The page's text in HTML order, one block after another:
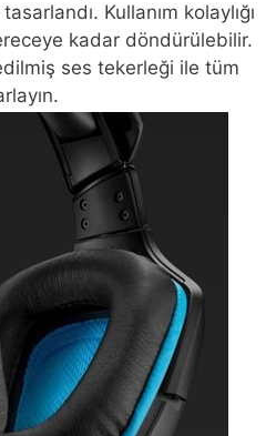
Kullanım kolaylığı
kadar döndürülebilir.
ses tekerleği ile tüm